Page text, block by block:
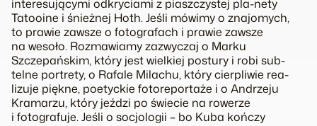
interesującymi odkryciami z piaszczystej pla-nety
Tatooine i śnieżnej Hoth. Jeśli mówimy o znajomych,
to prawie zawsze o fotografach i prawie zawsze
na wesoło. Rozmawiamy zazwyczaj o Marku
Szczepańskim, który jest wielkiej postury i robi sub-
telne portrety, o Rafale Milachu, który cierpliwie rea-
lizuje piękne, poetyckie fotoreportaże i o Andrzeju
Kramarzu, który jeździ po świecie na rowerze
i fotografuje. Jeśli o socjologii – bo Kuba kończy